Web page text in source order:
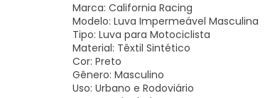
Marca: California Racing
Modelo: Luva Impermeável Masculina
Tipo: Luva para Motociclista
Material: Têxtil Sintético
Cor: Preto
Gênero: Masculino
Uso: Urbano e Rodoviário